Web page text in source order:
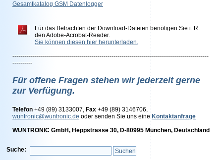
Gesamtkatalog GSM Datenlogger
Für das Betrachten der Download-Dateien benötigen Sie i. R.
den Adobe-Acrobat-Reader.
Sie können diesen hier herunterladen.
---------------------------------------------------------------------------------------------------
----------
Für offene Fragen stehen wir jederzeit gerne
zur Verfügung.
Telefon +49 (89) 3133007, Fax +49 (89) 3146706,
wuntronic@wuntronic.de oder senden Sie uns eine Kontaktanfrage
WUNTRONIC GmbH, Heppstrasse 30, D-80995 München, Deutschland
Suche: